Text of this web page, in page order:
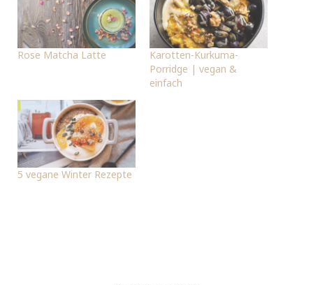
Rose Matcha Latte
Karotten-Kurkuma-
Porridge | vegan &
einfach
5 vegane Winter Rezepte